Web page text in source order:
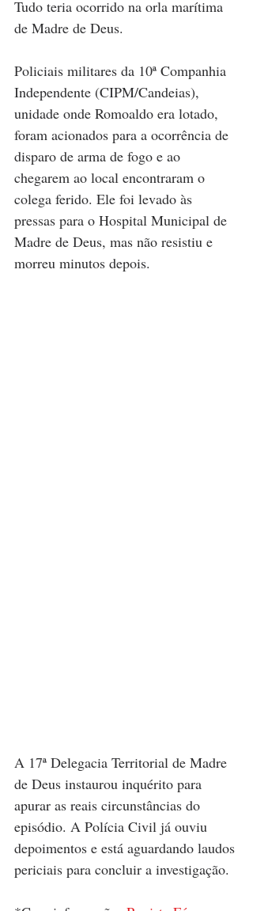
Tudo teria ocorrido na orla marítima
de Madre de Deus.
Policiais militares da 10ª Companhia
Independente (CIPM/Candeias),
unidade onde Romoaldo era lotado,
foram acionados para a ocorrência de
disparo de arma de fogo e ao
chegarem ao local encontraram o
colega ferido. Ele foi levado às
pressas para o Hospital Municipal de
Madre de Deus, mas não resistiu e
morreu minutos depois.
A 17ª Delegacia Territorial de Madre
de Deus instaurou inquérito para
apurar as reais circunstâncias do
episódio. A Polícia Civil já ouviu
depoimentos e está aguardando laudos
periciais para concluir a investigação.